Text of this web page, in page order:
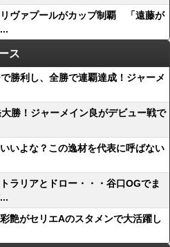
ヴァプールがカップ制覇 「遠藤が
ス
勝利し、全勝で連覇達成！ジャーメ
勝！ジャーメイン良がデビュー戦で
いよな？この逸材を代表に呼ばない
ラリアとドロー・・・谷口OGでま
艶がセリエAのスタメンで大活躍し